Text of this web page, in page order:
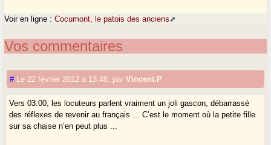
Voir en ligne :Cocumont, le patois des anciens
Vos commentaires
# Le 22 février 2012 à 13:48 parVincent.P
Vers 03:00, les locuteurs parlent vraiment un joli gascon, débarrassé
des réflexes de revenir au français ... C’est le moment où la petite fille
sur sa chaise n’en peut plus ...